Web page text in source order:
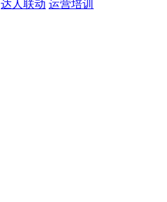
达人联动 运营培训